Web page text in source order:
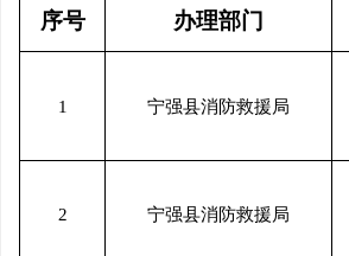
序号 办理部门
1 宁强县消防救援局
2 宁强县消防救援局